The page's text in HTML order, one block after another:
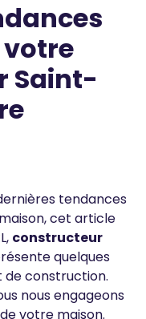
Saint-
tendances
cet article
constructeur
quelques
construction.
nous engageons
votre maison.